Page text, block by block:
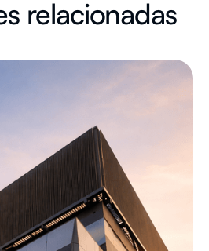
relacionadas